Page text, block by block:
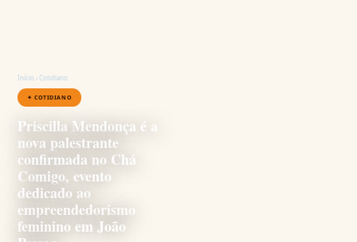
Início ›Cotidiano
✦ COTIDIANO
Priscilla Mendonça é a
nova palestrante
confirmada no Chá
Comigo, evento
dedicado ao
empreendedorismo
feminino em João